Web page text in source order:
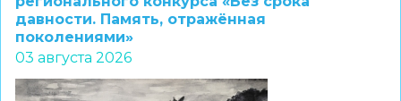
получение
статуса
«Площадка
НТО»
давности. Память, отражённая
поколениями»
03 августа 2026